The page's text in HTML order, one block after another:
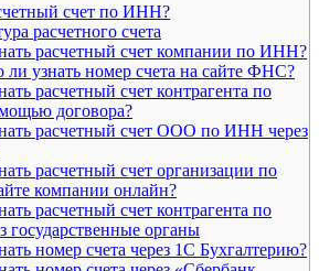
счет по ИНН?
расчетного счета
расчетный счет компании по ИНН?
узнать номер счета на сайте ФНС?
расчетный счет контрагента по
договора?
расчетный счет ООО по ИНН через
расчетный счет организации по
компании онлайн?
расчетный счет контрагента по
органы
номер счета через 1С Бухгалтерию?